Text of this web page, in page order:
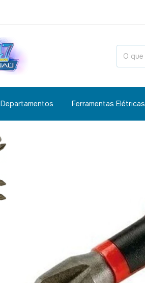
Departamentos Ferramentas Elétricas